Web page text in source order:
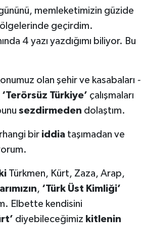
memleketimizin güzide
geçirdim.
4 yazı yazdığımı biliyor. Bu
olan şehir ve kasabaları -
‘Terörsüz Türkiye’ çalışmaları
sezdirmeden dolaştım.
bir iddiataşımadan ve
Türkmen, Kürt, Zaza, Arap,
, ‘Türk Üst Kimliği’
Elbette kendisini
diyebileceğimiz kitlenin